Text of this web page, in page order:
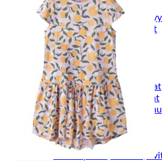
Naisten takit
Naisten kevät-ja
Naisten nahkatakit
Naisten talvitakit
LAPSET
Lasten paidat
Lasten paidat
Lasten kauluspaidat
Lasten trikoopaidat
Lasten colleget ja
Lasten neuleet
Lasten mekot ja hameet
Mekot ja hameet
Lasten